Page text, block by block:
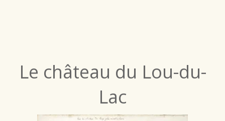
Le château du Lou-du-
Lac